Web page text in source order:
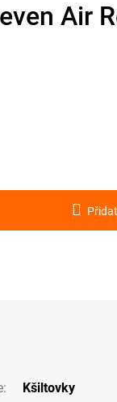
Air
:
Kšiltovky